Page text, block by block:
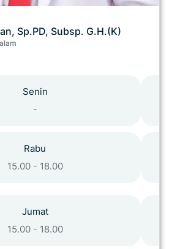
Sp.PD, Subsp. G.H.(K)
Senin
-
Rabu
15.00 - 18.00
Jumat
15.00 - 18.00